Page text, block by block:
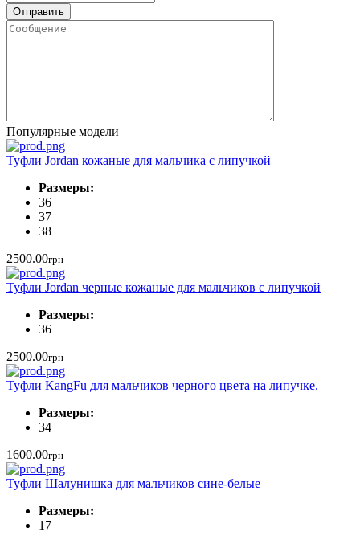
Популярные модели
Туфли Jordan кожаные для мальчика с липучкой
Размеры:
36
37
38
2500.00грн
Туфли Jordan черные кожаные для мальчиков с липучкой
Размеры:
36
2500.00грн
Туфли KangFu для мальчиков черного цвета на липучке.
Размеры:
34
1600.00грн
Туфли Шалунишка для мальчиков сине-белые
Размеры:
17